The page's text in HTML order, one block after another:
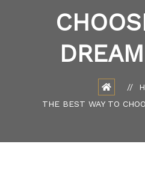
THE BEST WAY TO